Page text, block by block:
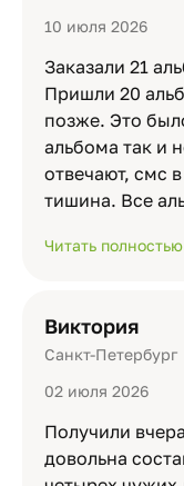
10 июля 2026
Заказали 21
Пришли 20
позже. Это
альбома так и
отвечают, смс
тишина. Все
Читать полностью
Виктория
Санкт-Петербург
02 июля 2026
Получили
довольна